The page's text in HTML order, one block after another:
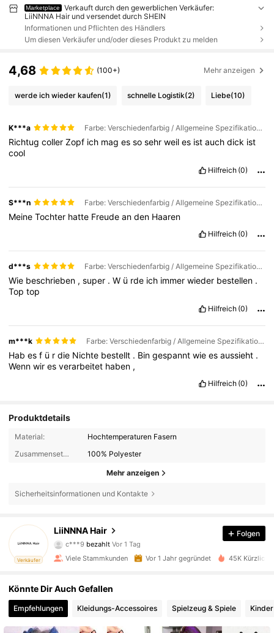
Marketplace
Verkauft durch den gewerblichen Verkäufer:
LiiNNNA Hair und versendet durch SHEIN
Informationen und Pflichten des Händlers
Um diesen Verkäufer und/oder dieses Produkt zu melden
4,68 (100+) Mehr anzeigen
werde ich wieder kaufen(1) schnelle Logistik(2) Liebe(10)
K***a Farbe: Verschiedenfarbig / Allgemeine Spezifikation: A35 Dunkelviolett / Perückenlänge: 26 inch
RichtugcollerZopf ich magessosehrweiles istauchdick ist
cool
Hilfreich (0)
S***n Farbe: Verschiedenfarbig / Allgemeine Spezifikation: A36 hellviolett / Perückenlänge: 26 inch
MeineTochter hatte Freudeanden Haaren
Hilfreich (0)
d***s Farbe: Verschiedenfarbig / Allgemeine Spezifikation: A35 Dunkelviolett / Perückenlänge: 26 inch
Wie beschrieben ,super .W ü rde ich immerwieder bestellen .
Toptop
Hilfreich (0)
m***k Farbe: Verschiedenfarbig / Allgemeine Spezifikation: A35 Dunkelviolett / Perückenlänge: 26 inch
Habesf ü rdie Nichte bestellt . Bingespanntwieesaussieht .
Wennwiresverarbeitet haben ,
Hilfreich (0)
Produktdetails
Material:
Hochtemperaturen Fasern
Zusammensetzung:
100% Polyester
Mehr anzeigen
Sicherheitsinformationen und Kontakte
Verkäufer
LiiNNNA Hair
4,83
c***9 bezahltVor 1 Tag
h***5 istVor 1 Taggefolgt
1.4K Follower
4,83
Folgen
Viele Stammkunden Vor 1 Jahr gegründet 45K Kürzlich
Könnte Dir Auch Gefallen
Empfehlungen Kleidungs-Accessoires Spielzeug & Spiele Kinder